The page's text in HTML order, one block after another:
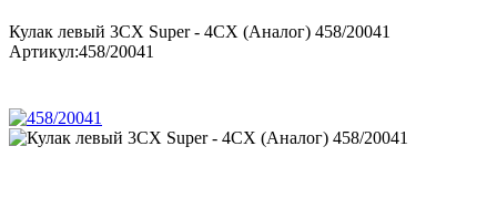
Кулак левый 3СХ Super - 4CX (Аналог) 458/20041
Артикул:458/20041